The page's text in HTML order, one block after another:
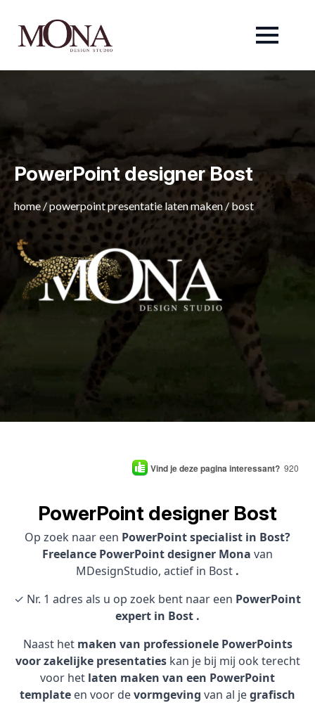
PowerPoint designer Bost
home/powerpoint presentatie laten maken /bost
Vind je deze pagina interessant? 920
PowerPoint designer Bost
Op zoek naar een PowerPoint specialist in Bost?
Freelance PowerPoint designer Mona van
MDesignStudio, actief in Bost .
✓ Nr. 1 adres als u op zoek bent naar een PowerPoint
expert in Bost .
Naast het maken van professionele PowerPoints
voor zakelijke presentatieskan je bij mij ook terecht
voor het laten maken van een PowerPoint
template en voor devormgeving van al jegrafisch